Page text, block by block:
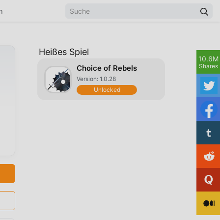
Heißes Spiel
Choice of Rebels
Version: 1.0.28
Unlocked
10.6M
Shares